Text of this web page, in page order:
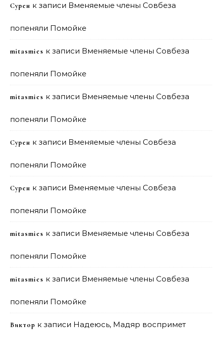
Сурен к записи Вменяемые члены Совбеза
попеняли Помойке
mitasmies к записи Вменяемые члены Совбеза
попеняли Помойке
mitasmies к записи Вменяемые члены Совбеза
попеняли Помойке
Сурен к записи Вменяемые члены Совбеза
попеняли Помойке
Сурен к записи Вменяемые члены Совбеза
попеняли Помойке
mitasmies к записи Вменяемые члены Совбеза
попеняли Помойке
mitasmies к записи Вменяемые члены Совбеза
попеняли Помойке
Виктор к записи Надеюсь, Мадяр воспримет